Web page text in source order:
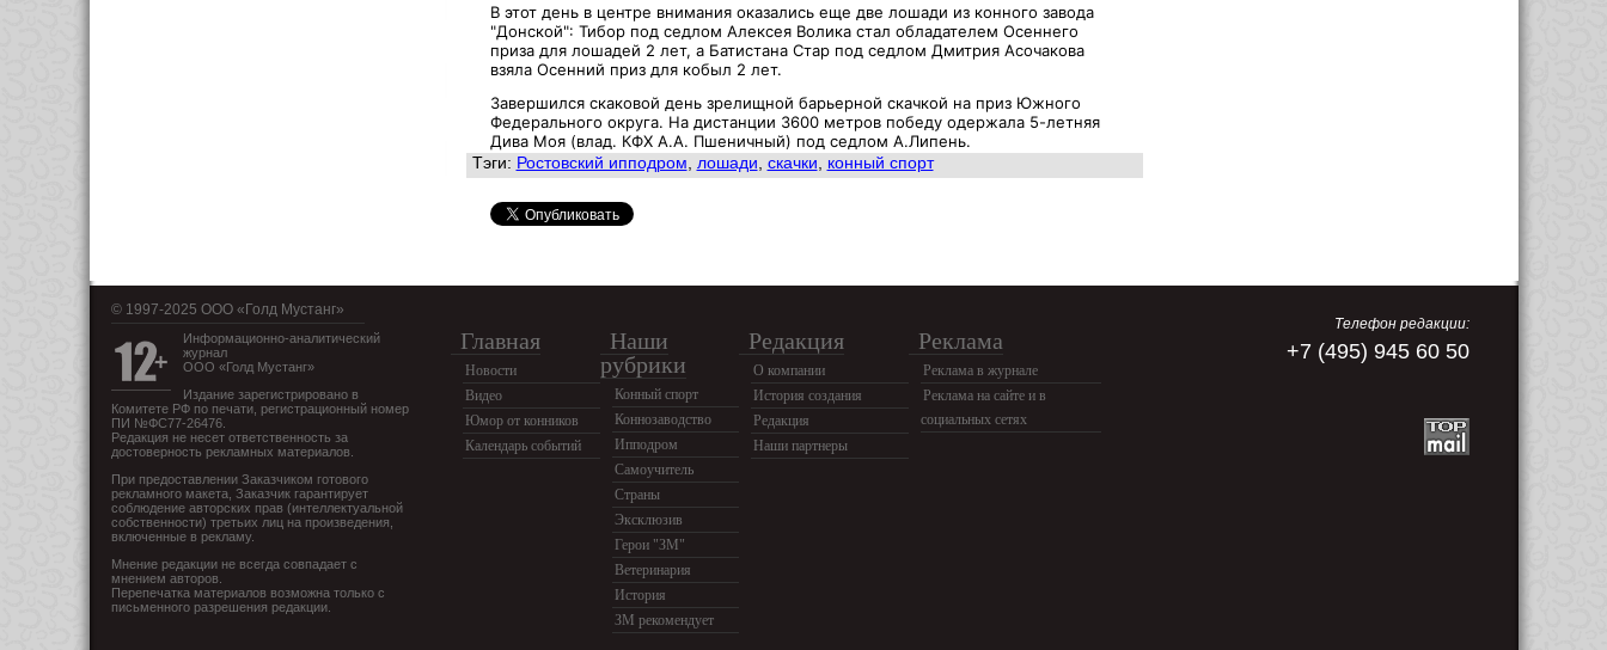
В этот день в центре внимания оказались еще две лошади из конного завода
"Донской": Тибор под седлом Алексея Волика стал обладателем Осеннего
приза для лошадей 2 лет, а Батистана Стар под седлом Дмитрия Асочакова
взяла Осенний приз для кобыл 2 лет.
Завершился скаковой день зрелищной барьерной скачкой на приз Южного
Федерального округа. На дистанции 3600 метров победу одержала 5-летняя
Дива Моя (влад. КФХ А.А. Пшеничный) под седлом А.Липень.
Тэги: Ростовский ипподром лошади скачки конный спорт
© 1997-2025 OOO «Голд Мустанг»
Информационно-аналитический
журнал
ООО «Голд Мустанг»
Издание зарегистрировано в
Комитете РФ по печати, регистрационный номер
ПИ №ФС77-26476.
Редакция не несет ответственность за
достоверность рекламных материалов.
При предоставлении Заказчиком готового
рекламного макета, Заказчик гарантирует
соблюдение авторских прав (интеллектуальной
собственности) третьих лиц на произведения,
включенные в рекламу.
Мнение редакции не всегда совпадает с
мнением авторов.
Перепечатка материалов возможна только с
письменного разрешения редакции.
Главная
Новости
Видео
Юмор от конников
Календарь событий
Наши
рубрики
Конный спорт
Коннозаводство
Ипподром
Самоучитель
Страны
Эксклюзив
Герои "ЗМ"
Ветеринария
История
ЗМ рекомендует
Редакция
О компании
История создания
Редакция
Наши партнеры
Реклама
Реклама в журнале
Реклама на сайте и в
социальных сетях
Телефон редакции:
+7 (495) 945 60 50